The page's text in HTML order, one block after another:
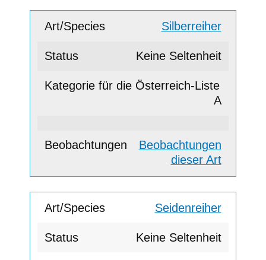
Silberreiher
Keine Seltenheit
A
Beobachtungen
dieser Art
Seidenreiher
Keine Seltenheit